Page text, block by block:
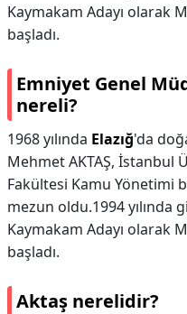
Kaymakam Adayı olarak
başladı.
Emniyet Genel
nereli?
1968 yılında Elazığ'da
Mehmet AKTAŞ, İstanbul
Fakültesi Kamu Yönetimi
mezun oldu.1994 yılında
Kaymakam Adayı olarak
başladı.
Aktaş nerelidir?